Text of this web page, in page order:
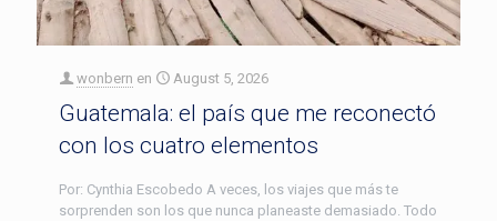
wonbern en August 5, 2026
Guatemala: el país que me reconectó
con los cuatro elementos
Por: Cynthia Escobedo A veces, los viajes que más te
sorprenden son los que nunca planeaste demasiado. Todo